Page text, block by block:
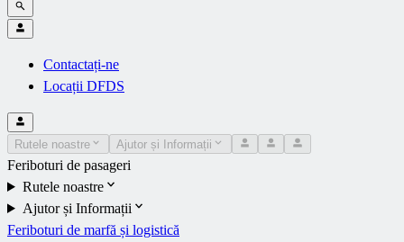
Contactați-ne
Locații DFDS
Rutele noastre Ajutor și Informații
Feriboturi de pasageri
Rutele noastre
Ajutor și Informații
Feriboturi de marfă și logistică